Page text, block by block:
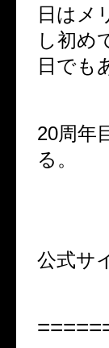
日はメ
し初め
日でも
20周年
る。
公式サ